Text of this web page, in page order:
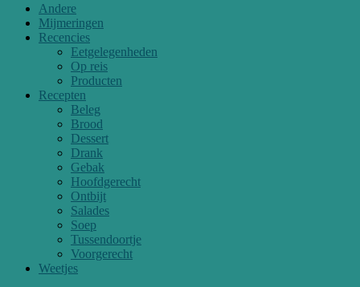
Andere
Mijmeringen
Recencies
Eetgelegenheden
Op reis
Producten
Recepten
Beleg
Brood
Dessert
Drank
Gebak
Hoofdgerecht
Ontbijt
Salades
Soep
Tussendoortje
Voorgerecht
Weetjes